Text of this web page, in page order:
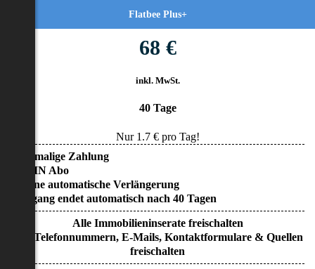
Flatbee Plus+
68 €
inkl. MwSt.
40 Tage
Nur 1.7€ pro Tag!
• Einmalige Zahlung
• KEIN Abo
• Keine automatische Verlängerung
• Zugang endet automatisch nach 40 Tagen
Alle Immobilieninserate freischalten
Alle Telefonnummern, E-Mails, Kontaktformulare & Quellen
freischalten